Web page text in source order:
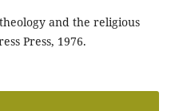
and the religious
Press, 1976.